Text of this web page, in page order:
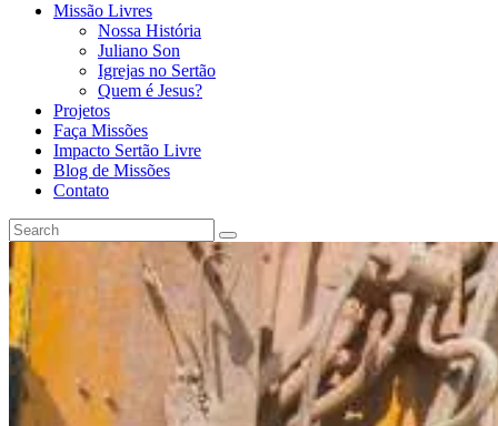
Missão Livres
Nossa História
Juliano Son
Igrejas no Sertão
Quem é Jesus?
Projetos
Faça Missões
Impacto Sertão Livre
Blog de Missões
Contato